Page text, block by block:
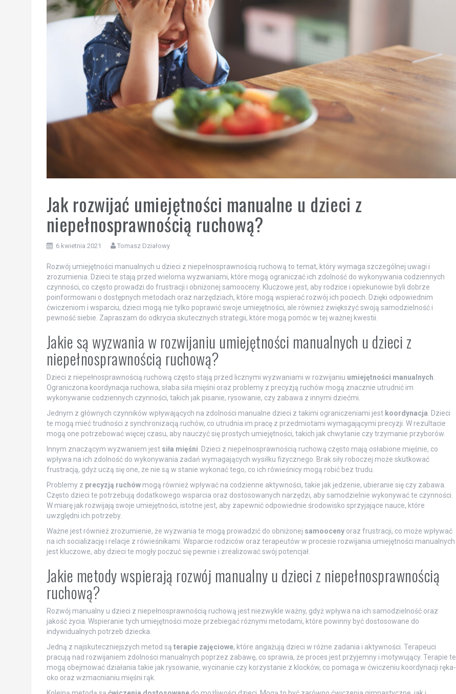
Jak rozwijać umiejętności manualne u dzieci z
niepełnosprawnością ruchową?
6 kwietnia 2021 Tomasz Działowy
Rozwój umiejętności manualnych u dzieci z niepełnosprawnością ruchową to temat, który wymaga szczególnej uwagi i
zrozumienia. Dzieci te stają przed wieloma wyzwaniami, które mogą ograniczać ich zdolność do wykonywania codziennych
czynności, co często prowadzi do frustracji i obniżonej samooceny. Kluczowe jest, aby rodzice i opiekunowie byli dobrze
poinformowani o dostępnych metodach oraz narzędziach, które mogą wspierać rozwój ich pociech. Dzięki odpowiednim
ćwiczeniom i wsparciu, dzieci mogą nie tylko poprawić swoje umiejętności, ale również zwiększyć swoją samodzielność i
pewność siebie. Zapraszam do odkrycia skutecznych strategii, które mogą pomóc w tej ważnej kwestii.
Jakie są wyzwania w rozwijaniu umiejętności manualnych u dzieci z
niepełnosprawnością ruchową?
Dzieci z niepełnosprawnością ruchową często stają przed licznymi wyzwaniami w rozwijaniu umiejętności manualnych
Ograniczona koordynacja ruchowa, słaba siła mięśni oraz problemy z precyzją ruchów mogą znacznie utrudnić im
wykonywanie codziennych czynności, takich jak pisanie, rysowanie, czy zabawa z innymi dziećmi.
Jednym z głównych czynników wpływających na zdolności manualne dzieci z takimi ograniczeniami jest koordynacja . Dzieci
te mogą mieć trudności z synchronizacją ruchów, co utrudnia im pracę z przedmiotami wymagającymi precyzji. W rezultacie
mogą one potrzebować więcej czasu, aby nauczyć się prostych umiejętności, takich jak chwytanie czy trzymanie przyborów.
Innym znaczącym wyzwaniem jest siła mięśni . Dzieci z niepełnosprawnością ruchową często mają osłabione mięśnie, co
wpływa na ich zdolność do wykonywania zadań wymagających wysiłku fizycznego. Brak siły roboczej może skutkować
frustracją, gdyż uczą się one, że nie są w stanie wykonać tego, co ich rówieśnicy mogą robić bez trudu.
Problemy z precyzją ruchówmogą również wpływać na codzienne aktywności, takie jak jedzenie, ubieranie się czy zabawa.
Często dzieci te potrzebują dodatkowego wsparcia oraz dostosowanych narzędzi, aby samodzielnie wykonywać te czynności.
W miarę jak rozwijają swoje umiejętności, istotne jest, aby zapewnić odpowiednie środowisko sprzyjające nauce, które
uwzględni ich potrzeby.
Ważne jest również zrozumienie, że wyzwania te mogą prowadzić do obniżonej samoocenyoraz frustracji, co może wpływać
na ich socializację i relacje z rówieśnikami. Wsparcie rodziców oraz terapeutów w procesie rozwijania umiejętności manualnych
jest kluczowe, aby dzieci te mogły poczuć się pewnie i zrealizować swój potencjał.
Jakie metody wspierają rozwój manualny u dzieci z niepełnosprawnością
ruchową?
Rozwój manualny u dzieci z niepełnosprawnością ruchową jest niezwykle ważny, gdyż wpływa na ich samodzielność oraz
jakość życia. Wspieranie tych umiejętności może przebiegać różnymi metodami, które powinny być dostosowane do
indywidualnych potrzeb dziecka.
Jedną z najskuteczniejszych metod są terapie zajęciowe, które angażują dzieci w różne zadania i aktywności. Terapeuci
pracują nad rozwijaniem zdolności manualnych poprzez zabawę, co sprawia, że proces jest przyjemny i motywujący. Terapie te
mogą obejmować działania takie jak rysowanie, wycinanie czy korzystanie z klocków, co pomaga w ćwiczeniu koordynacji ręka-
oko oraz wzmacnianiu mięśni rąk.